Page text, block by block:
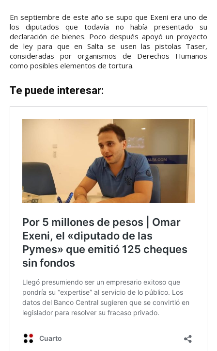
En septiembre de este año se supo que Exeni era uno de
los diputados que todavía no había presentado su
declaración de bienes. Poco después apoyó un proyecto
de ley para que en Salta se usen las pistolas Taser,
consideradas por organismos de Derechos Humanos
como posibles elementos de tortura.
Te puede interesar: